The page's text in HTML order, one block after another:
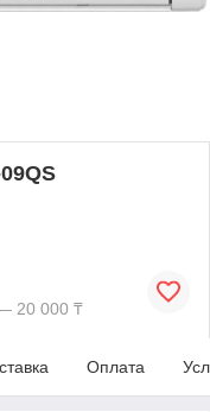
20 000 ₸
Оплата